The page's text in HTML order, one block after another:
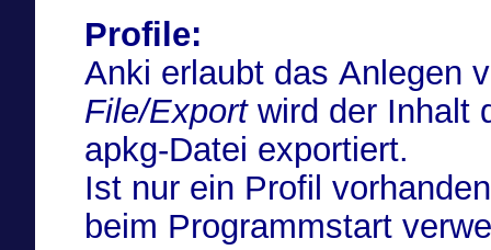
Profile:
Anki erlaubt das Anlegen
File/Exportwird der Inhalt
apkg-Datei exportiert.
Ist nur ein Profil
beim Programmstart